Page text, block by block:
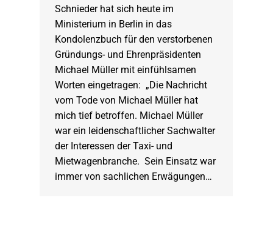
Schnieder hat sich heute im
Ministerium in Berlin in das
Kondolenzbuch für den verstorbenen
Gründungs- und Ehrenpräsidenten
Michael Müller mit einfühlsamen
Worten eingetragen: „Die Nachricht
vom Tode von Michael Müller hat
mich tief betroffen. Michael Müller
war ein leidenschaftlicher Sachwalter
der Interessen der Taxi- und
Mietwagenbranche. Sein Einsatz war
immer von sachlichen Erwägungen…